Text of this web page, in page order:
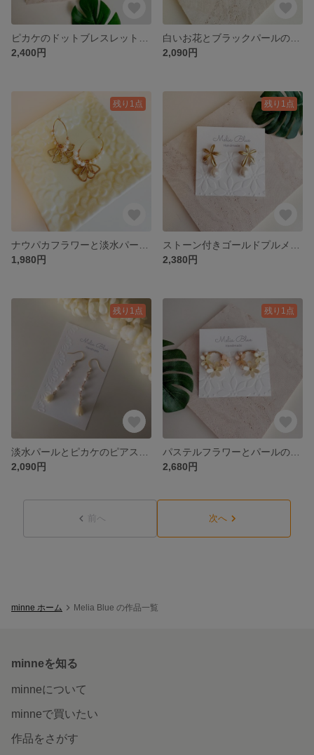
2,400円
2,090円
残り1点
1,980円
残り1点
2,380円
残り1点
2,090円
残り1点
2,680円
前へ 次へ
minne ホーム Melia Blue の作品一覧
minneを知る
minneについて
minneで買いたい
作品をさがす